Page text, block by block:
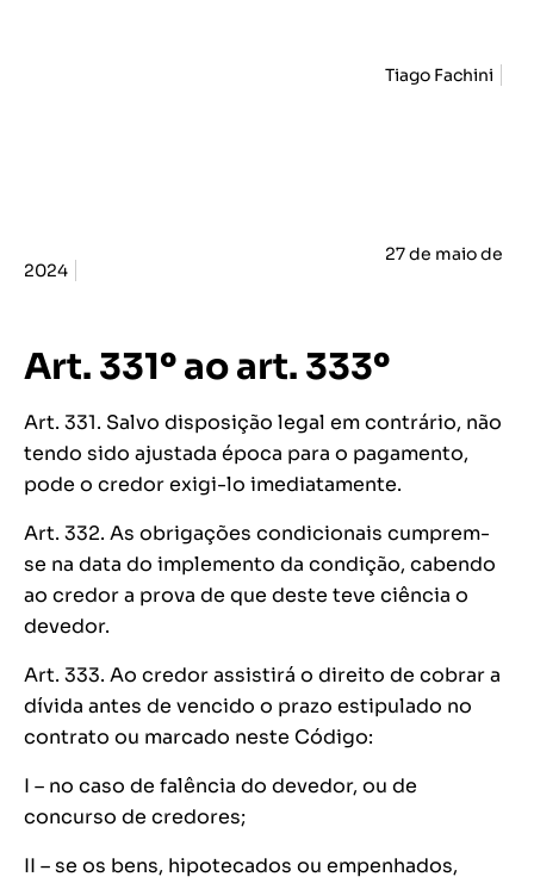
Tiago Fachini
27 de maio de
2024
Art. 331º ao art. 333º
Art. 331. Salvo disposição legal em contrário, não
tendo sido ajustada época para o pagamento,
pode o credor exigi-lo imediatamente.
Art. 332. As obrigações condicionais cumprem-
se na data do implemento da condição, cabendo
ao credor a prova de que deste teve ciência o
devedor.
Art. 333. Ao credor assistirá o direito de cobrar a
dívida antes de vencido o prazo estipulado no
contrato ou marcado neste Código:
I – no caso de falência do devedor, ou de
concurso de credores;
II – se os bens, hipotecados ou empenhados,